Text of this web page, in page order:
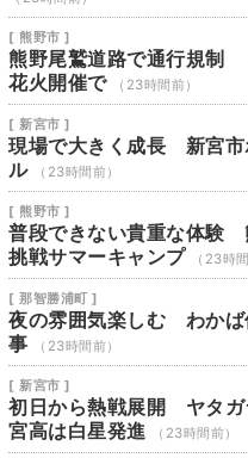
[ 熊野市 ]
熊野尾鷲道路で通行規
花火開催で
（23時間前）
[ 新宮市 ]
現場で大きく成長 新宮市
ル
（23時間前）
[ 熊野市 ]
普段できない貴重な体験
挑戦サマーキャンプ
（23時
[ 那智勝浦町 ]
夜の雰囲気楽しむ わか
事
（23時間前）
[ 新宮市 ]
初日から熱戦展開 ヤタ
宮高は白星発進
（23時間前）